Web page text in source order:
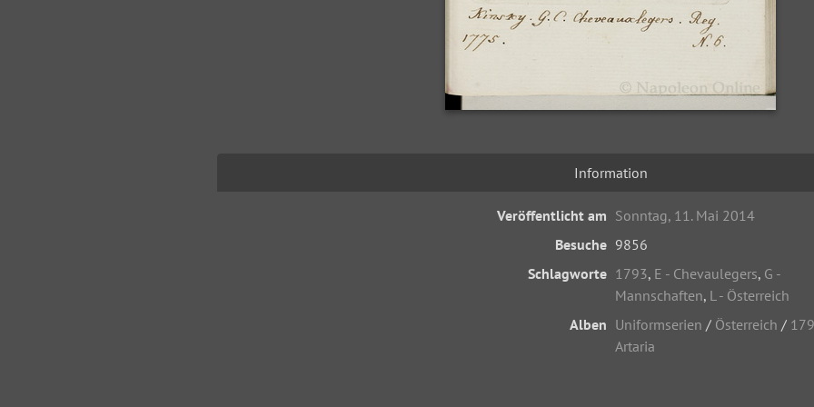
Information
Veröffentlicht am Sonntag, 11. Mai 2014
Besuche 9856
Schlagworte 1793, E - Chevaulegers, G -
Mannschaften, L - Österreich
Alben Uniformserien / Österreich /
Artaria